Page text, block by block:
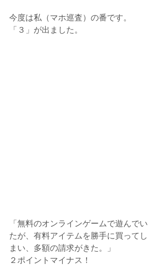
今度は私（マホ巡査）の番です。
「３」が出ました。
「無料のオンラインゲームで遊んでい
たが、有料アイテムを勝手に買ってし
まい、多額の請求がきた。」
２ポイントマイナス！